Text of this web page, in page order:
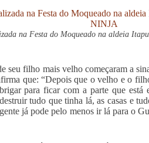
na Festa do Moqueado na aldeia
seu filho mais velho começaram a
que: “Depois que o velho e o
para ficar com a parte que está
tudo que tinha lá, as casas e
já pode pelo menos ir lá para o